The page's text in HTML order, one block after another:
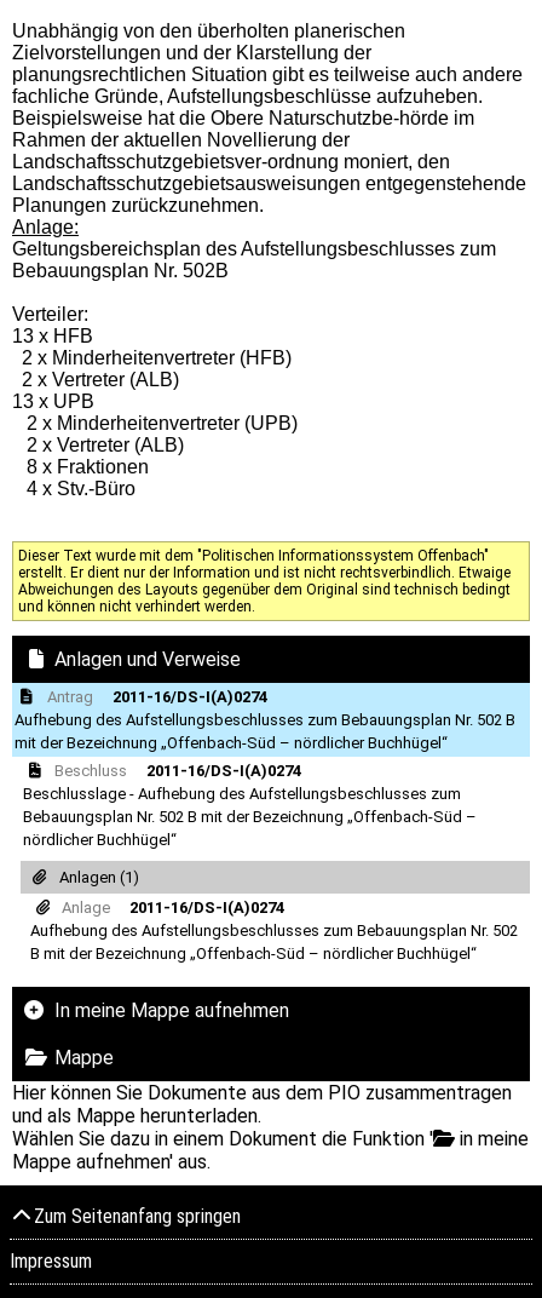
Unabhängig von den überholten planerischen
Zielvorstellungen und der Klarstellung der
planungsrechtlichen Situation gibt es teilweise auch andere
fachliche Gründe, Aufstellungsbeschlüsse aufzuheben.
Beispielsweise hat die Obere Naturschutzbe-hörde im
Rahmen der aktuellen Novellierung der
Landschaftsschutzgebietsver-ordnung moniert, den
Landschaftsschutzgebietsausweisungen entgegenstehende
Planungen zurückzunehmen.
Anlage:
Geltungsbereichsplan des Aufstellungsbeschlusses zum
Bebauungsplan Nr. 502B
Verteiler:
13 x HFB
2 x Minderheitenvertreter (HFB)
2 x Vertreter (ALB)
13 x UPB
2 x Minderheitenvertreter (UPB)
2 x Vertreter (ALB)
8 x Fraktionen
4 x Stv.-Büro
Dieser Text wurde mit dem "Politischen Informationssystem Offenbach"
erstellt. Er dient nur der Information und ist nicht rechtsverbindlich. Etwaige
Abweichungen des Layouts gegenüber dem Original sind technisch bedingt
und können nicht verhindert werden.
Anlagen und Verweise
Antrag
2011-16/DS-I(A)0274
Aufhebung des Aufstellungsbeschlusses zum Bebauungsplan Nr. 502 B
mit der Bezeichnung „Offenbach-Süd – nördlicher Buchhügel“
Beschluss
2011-16/DS-I(A)0274
Beschlusslage - Aufhebung des Aufstellungsbeschlusses zum
Bebauungsplan Nr. 502 B mit der Bezeichnung „Offenbach-Süd –
nördlicher Buchhügel“
Anlagen (1)
Anlage
2011-16/DS-I(A)0274
Aufhebung des Aufstellungsbeschlusses zum Bebauungsplan Nr. 502
B mit der Bezeichnung „Offenbach-Süd – nördlicher Buchhügel“
In meine Mappe aufnehmen
Mappe
Hier können Sie Dokumente aus dem PIO zusammentragen
und als Mappe herunterladen.
Wählen Sie dazu in einem Dokument die Funktion '
in meine
Mappe aufnehmen' aus.
Zum Seitenanfang springen
Impressum